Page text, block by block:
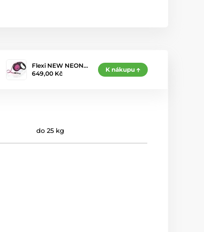
Flexi NEW NEON…
649,00 Kč
K nákupu
do 25 kg